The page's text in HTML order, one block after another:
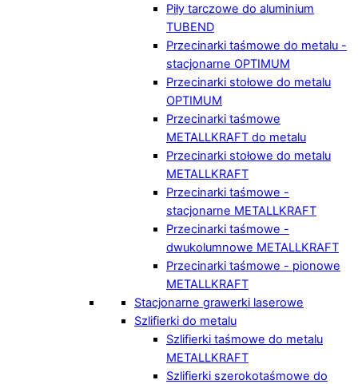
Piły tarczowe do aluminium
TUBEND
Przecinarki taśmowe do metalu -
stacjonarne OPTIMUM
Przecinarki stołowe do metalu
OPTIMUM
Przecinarki taśmowe
METALLKRAFT do metalu
Przecinarki stołowe do metalu
METALLKRAFT
Przecinarki taśmowe -
stacjonarne METALLKRAFT
Przecinarki taśmowe -
dwukolumnowe METALLKRAFT
Przecinarki taśmowe - pionowe
METALLKRAFT
Stacjonarne grawerki laserowe
Szlifierki do metalu
Szlifierki taśmowe do metalu
METALLKRAFT
Szlifierki szerokotaśmowe do